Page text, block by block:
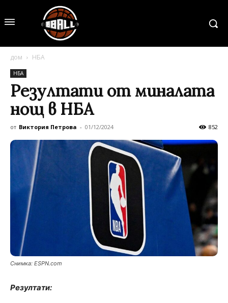
дом НБА
НБА
Резултати от миналата
нощ в НБА
от Виктория Петрова - 01/12/2024 852
Снимка: ЕSPN.com
Резултати: